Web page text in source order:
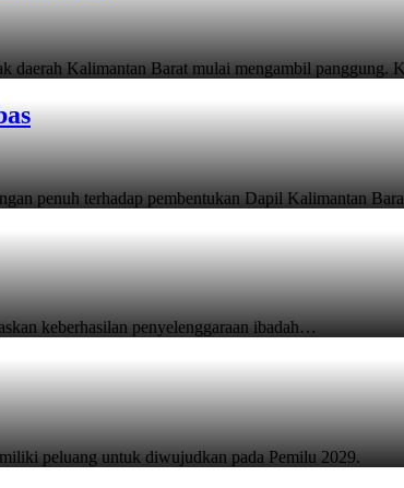
daerah Kalimantan Barat mulai mengambil panggung.
penuh terhadap pembentukan Dapil Kalimantan
keberhasilan penyelenggaraan ibadah…
peluang untuk diwujudkan pada Pemilu 2029.